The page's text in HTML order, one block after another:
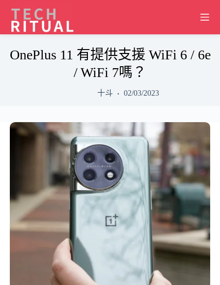
content
OnePlus 11 有提供支援 WiFi 6 / 6e
/ WiFi 7嗎？
十斗 02/03/2023